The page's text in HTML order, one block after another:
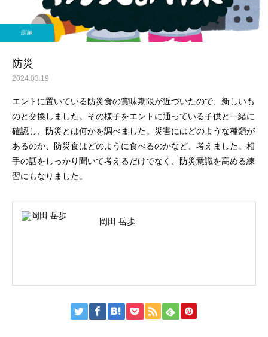
訓練道具 絵本
訓練
防災
2024.03.19
エントに置いている防災食の賞味期限が近づいたので、新しいも
のと交換しました。その様子をエントに通っている子供と一緒に
確認し、防災とは何かを調べました。災害にはどのような種類が
あるのか、防災食はどのように食べるのかなど、考えました。相
手の話をしっかり聞いて考えるだけでなく、防災意識を高める練
習にもなりました。
岡田 岳歩